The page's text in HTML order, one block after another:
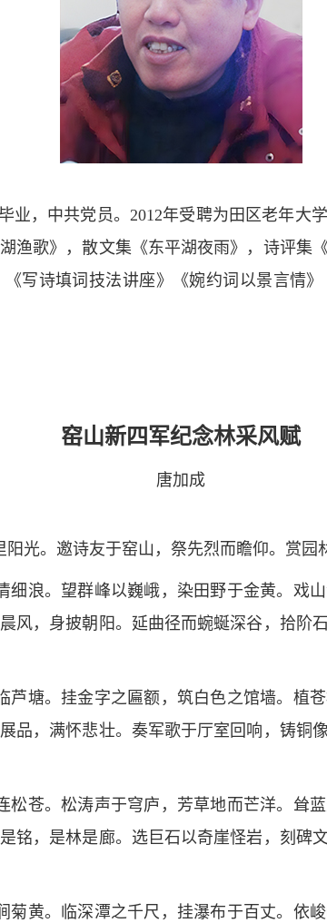
业，中共党员。2012年受聘为田区老年大
渔歌》，散文集《东平湖夜雨》，诗评集
写诗填词技法讲座》《婉约词以景言情
窑山新四军纪念林采风赋
唐加成
光。邀诗友于窑山，祭先烈而瞻仰。赏园
细浪。望群峰以巍峨，染田野于金黄。戏
风，身披朝阳。延曲径而蜿蜒深谷，拾阶
芦塘。挂金字之匾额，筑白色之馆墙。植
品，满怀悲壮。奏军歌于厅室回响，铸铜
松苍。松涛声于穹庐，芳草地而芒洋。耸
铭，是林是廊。选巨石以奇崖怪岩，刻碑
菊黄。临深潭之千尺，挂瀑布于百丈。依